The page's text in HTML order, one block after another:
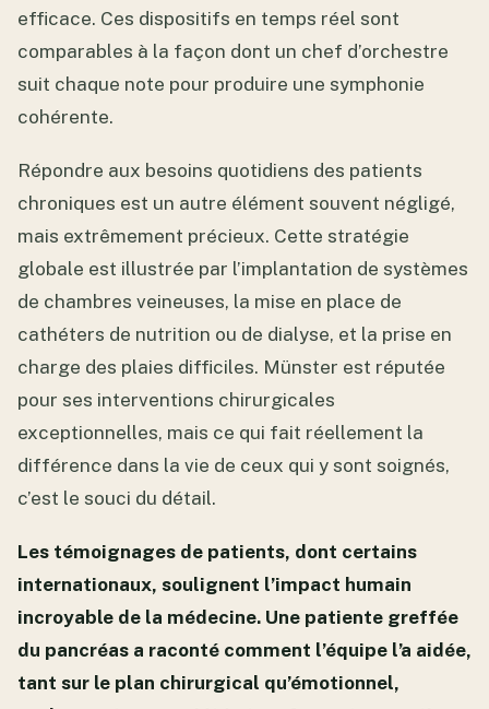
efficace. Ces dispositifs en temps réel sont
comparables à la façon dont un chef d’orchestre
suit chaque note pour produire une symphonie
cohérente.
Répondre aux besoins quotidiens des patients
chroniques est un autre élément souvent négligé,
mais extrêmement précieux. Cette stratégie
globale est illustrée par l’implantation de systèmes
de chambres veineuses, la mise en place de
cathéters de nutrition ou de dialyse, et la prise en
charge des plaies difficiles. Münster est réputée
pour ses interventions chirurgicales
exceptionnelles, mais ce qui fait réellement la
différence dans la vie de ceux qui y sont soignés,
c’est le souci du détail.
Les témoignages de patients, dont certains
internationaux, soulignent l’impact humain
incroyable de la médecine. Une patiente greffée
du pancréas a raconté comment l’équipe l’a aidée,
tant sur le plan chirurgical qu’émotionnel,